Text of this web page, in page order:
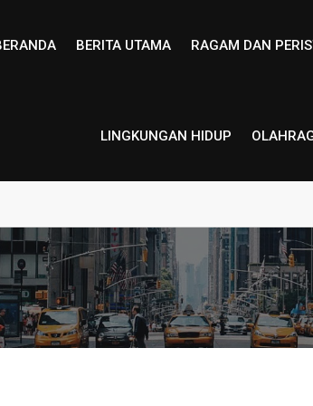
BERITA UTAMA RAGAM DAN
LINGKUNGAN HIDUP